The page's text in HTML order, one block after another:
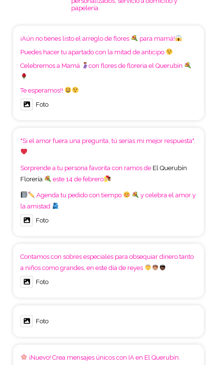
papelería.
¡Aún no tienes listo el arreglo de flores
para mamá!
Puedes hacer tu apartado con la mitad de anticipo
Celebremos a Mamá
con flores de floreria el Querubín
Te esperamos!!
Foto
"Si el amor fuera una pregunta, tú serías mi mejor respuesta".
Sorprende a tu persona favorita con ramos de El Querubín
Florería
este 14 de febrero
Agenda tu pedido con tiempo
y celebra el amor y
la amistad
Foto
Contamos con sobres especiales para obsequiar dinero tanto
a niños como grandes, en este día de reyes
Foto
Foto
¡Nuevo! Crea mensajes únicos con IA en El Querubín.